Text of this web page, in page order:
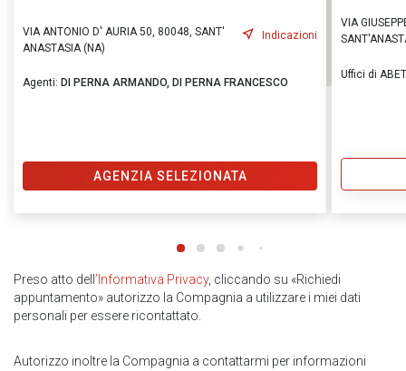
VIA ANTONIO D' AURIA 50, 80048, SANT'
ANASTASIA (NA)
Indicazioni
Agenti: DI PERNA ARMANDO, DI PERNA FRANCESCO
AGENZIA SELEZIONATA
VIA
Uffici di
Preso atto dell ’Informativa Privacy, cliccando su «Richiedi
appuntamento» autorizzo la Compagnia a utilizzare i miei dati
personali per essere ricontattato.
Autorizzo inoltre la Compagnia a contattarmi per informazioni